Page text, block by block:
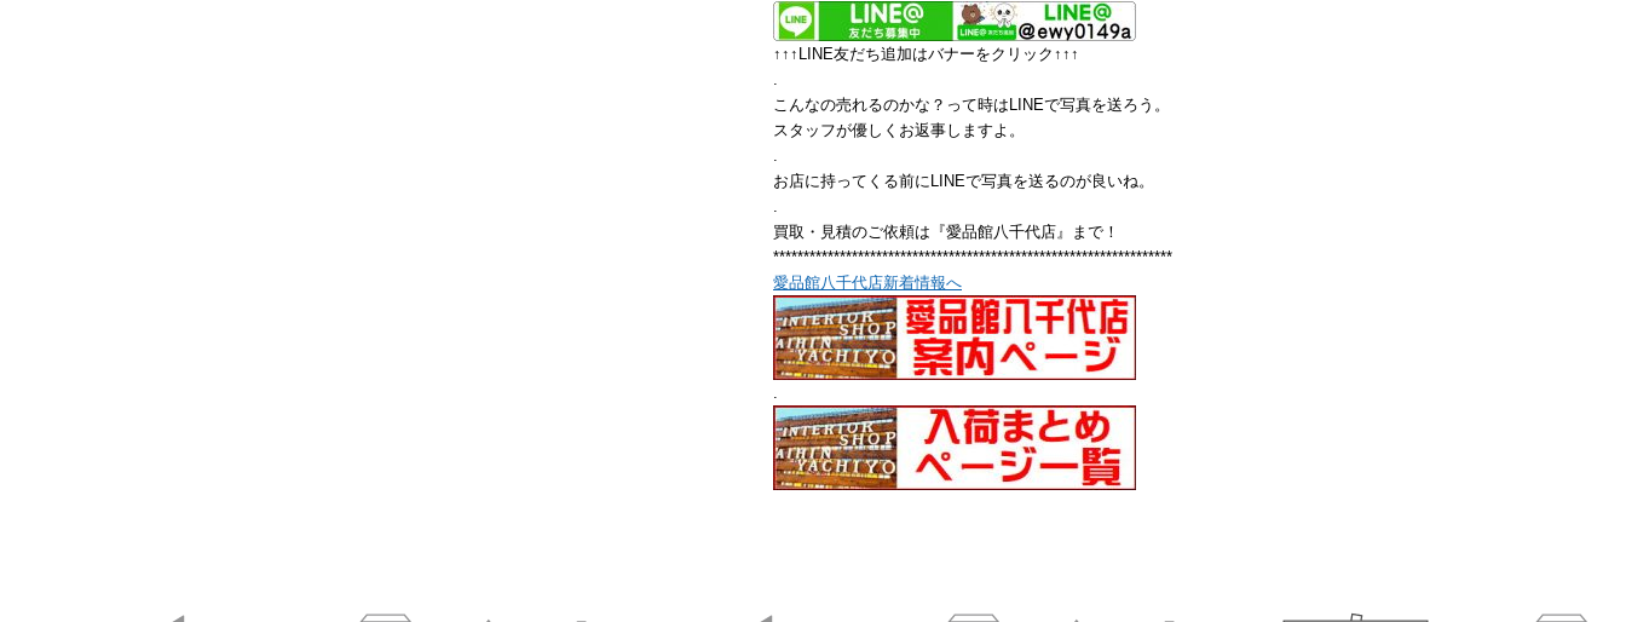
↑↑↑LINE友だち追加はバナーをクリック↑↑↑
.
こんなの売れるのかな？って時はLINEで写真を送ろう。
スタッフが優しくお返事しますよ。
.
お店に持ってくる前にLINEで写真を送るのが良いね。
.
買取・見積のご依頼は『愛品館八千代店』まで！
******************************************************************
愛品館八千代店新着情報へ
.